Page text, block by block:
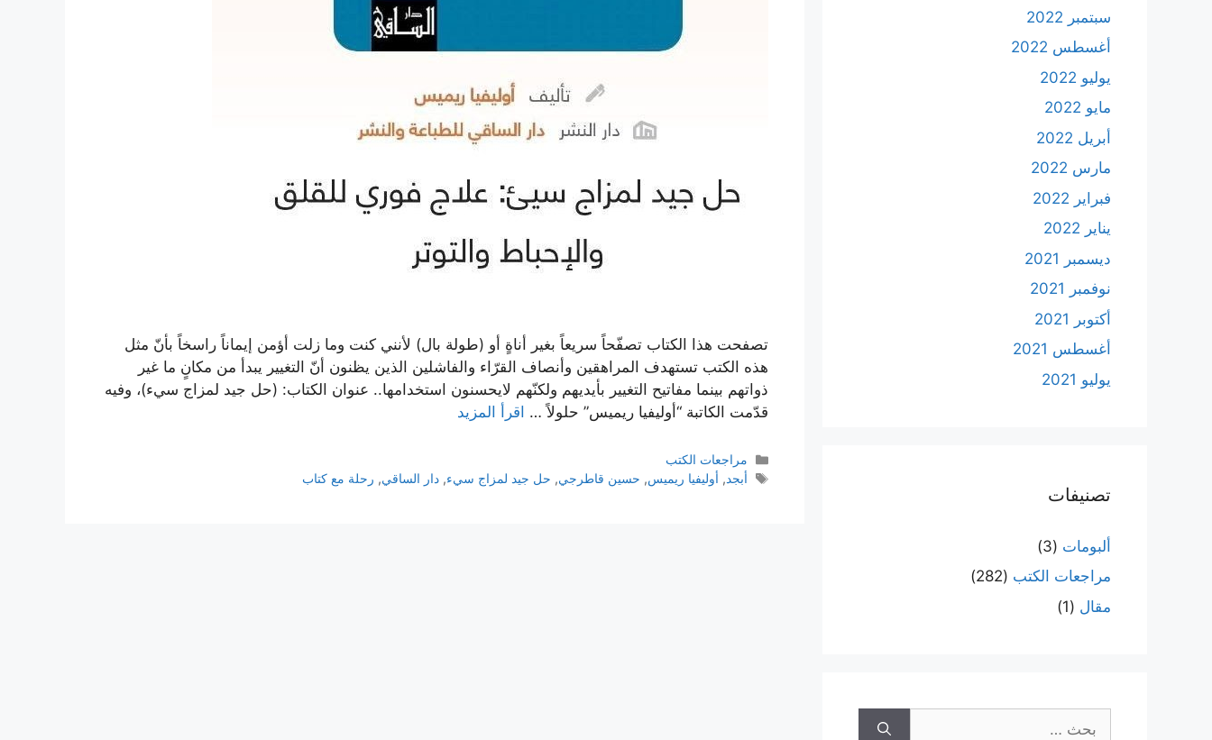
تصفحت هذا الكتاب تصفّحاً سريعاً بغير أناةٍ أو (طولة بال) لأنني كنت وما زلت أؤمن إيماناً راسخاً بأنّ مثل
هذه الكتب تستهدف المراهقين وأنصاف القرّاء والفاشلين الذين يظنون أنّ التغيير يبدأ من مكانٍ ما غير
ذواتهم بينما مفاتيح التغيير بأيديهم ولكنّهم لايحسنون استخدامها.. عنوان الكتاب: (حل جيد لمزاج سيء)، وفيه
قدّمت الكاتبة “أوليفيا ريميس” حلولاً … اقرأ المزيد
التصنيفات
مراجعات الكتب
الوسوم
أبجد, أوليفيا ريميس, حسين قاطرجي, حل جيد لمزاج سيء,دار الساقي, رحلة مع كتاب
سبتمبر 2022
أغسطس 2022
يوليو 2022
مايو 2022
أبريل 2022
مارس 2022
فبراير 2022
يناير 2022
ديسمبر 2021
نوفمبر 2021
أكتوبر 2021
أغسطس 2021
يوليو 2021
تصنيفات
ألبومات (3)
مراجعات الكتب (282)
مقال (1)